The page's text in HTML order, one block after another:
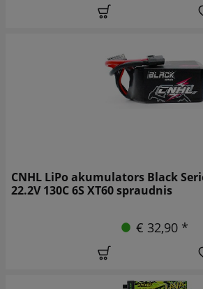
CNHL LiPo akumulators Black
22.2V 130C 6S XT60 spraudnis
€ 32,90 *